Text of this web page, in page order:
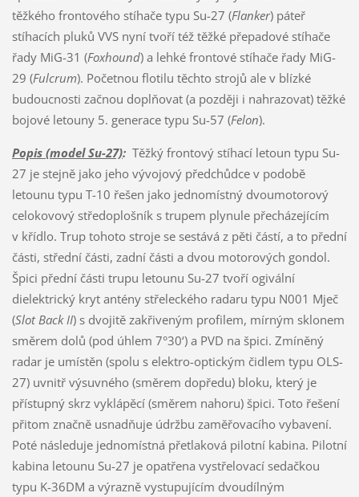
těžkého frontového stíhače typu Su-27 (Flanker) páteř
stíhacích pluků VVS nyní tvoří též těžké přepadové stíhače
řady MiG-31 (Foxhound) a lehké frontové stíhače řady MiG-
29 (Fulcrum). Početnou flotilu těchto strojů ale v blízké
budoucnosti začnou doplňovat (a později i nahrazovat) těžké
bojové letouny 5. generace typu Su-57 (Felon).
Popis (model Su-27):Těžký frontový stíhací letoun typu Su-
27 je stejně jako jeho vývojový předchůdce v podobě
letounu typu T-10 řešen jako jednomístný dvoumotorový
celokovový středoplošník s trupem plynule přecházejícím
v křídlo. Trup tohoto stroje se sestává z pěti částí, a to přední
části, střední části, zadní části a dvou motorových gondol.
Špici přední části trupu letounu Su-27 tvoří ogivální
dielektrický kryt antény střeleckého radaru typu N001 Mječ
(Slot Back II) s dvojitě zakřiveným profilem, mírným sklonem
směrem dolů (pod úhlem 7°30‘) a PVD na špici. Zmíněný
radar je umístěn (spolu s elektro-optickým čidlem typu OLS-
27) uvnitř výsuvného (směrem dopředu) bloku, který je
přístupný skrz vyklápěcí (směrem nahoru) špici. Toto řešení
přitom značně usnadňuje údržbu zaměřovacího vybavení.
Poté následuje jednomístná přetlaková pilotní kabina. Pilotní
kabina letounu Su-27 je opatřena vystřelovací sedačkou
typu K-36DM a výrazně vystupujícím dvoudílným